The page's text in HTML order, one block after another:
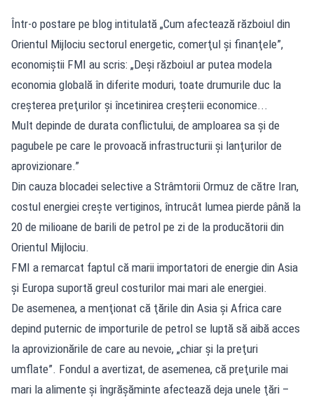
Într-o postare pe blog intitulată „Cum afectează războiul din
Orientul Mijlociu sectorul energetic, comerţul şi finanţele”,
economiştii FMI au scris: „Deşi războiul ar putea modela
economia globală în diferite moduri, toate drumurile duc la
creşterea preţurilor şi încetinirea creşterii economice...
Mult depinde de durata conflictului, de amploarea sa şi de
pagubele pe care le provoacă infrastructurii şi lanţurilor de
aprovizionare.”
Din cauza blocadei selective a Strâmtorii Ormuz de către Iran,
costul energiei creşte vertiginos, întrucât lumea pierde până la
20 de milioane de barili de petrol pe zi de la producătorii din
Orientul Mijlociu.
FMI a remarcat faptul că marii importatori de energie din Asia
şi Europa suportă greul costurilor mai mari ale energiei.
De asemenea, a menţionat că ţările din Asia şi Africa care
depind puternic de importurile de petrol se luptă să aibă acces
la aprovizionările de care au nevoie, „chiar şi la preţuri
umflate”. Fondul a avertizat, de asemenea, că preţurile mai
mari la alimente şi îngrăşăminte afectează deja unele ţări –